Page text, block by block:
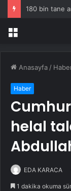
180 bin tane
Menü
Anasayfa /
Haber
helal
EDA KARACA
1 dakika okuma